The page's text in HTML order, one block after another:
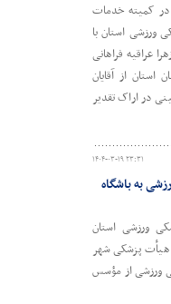
در کمیته خدمات
در هیات پزشکی ورزشی استان با
عراقیه فراهانی
استان از آقایان
در اراک تقدیر
۱۴۰۴-۰۳-۱۹ ۲۳:۳۱
به باشگاه
ورزشی استان
هیأت پزشکی شهر
ورزشی از مؤسس